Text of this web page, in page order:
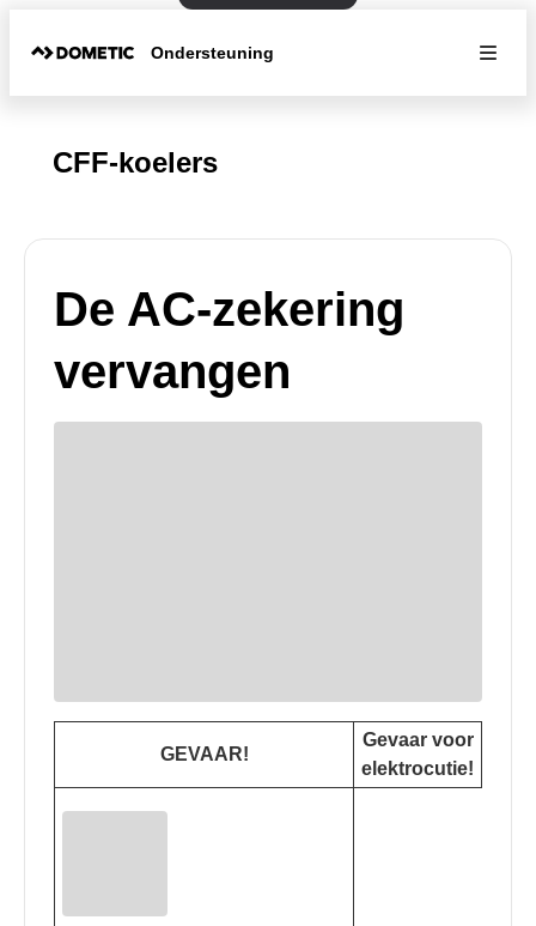
Ondersteuning
CFF-koelers
De AC-zekering
vervangen
GEVAAR!
Gevaar voor
elektrocutie!